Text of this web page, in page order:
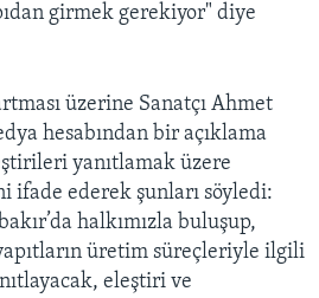
girmek gerekiyor" diye
üzerine Sanatçı Ahmet
hesabından bir açıklama
yanıtlamak üzere
ifade ederek şunları söyledi:
halkımızla buluşup,
üretim süreçleriyle ilgili
eleştiri ve